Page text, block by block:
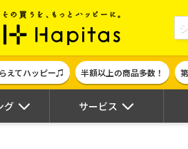
ポイント貯めて
えてハッピー♫ 半額以上の商品多数！
グ サービス